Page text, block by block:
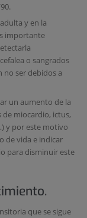
y en la
importante
o sangrados
no ser debidos a
un aumento de la
miocardio, ictus,
y por este motivo
de vida e indicar
para disminuir este
que se sigue